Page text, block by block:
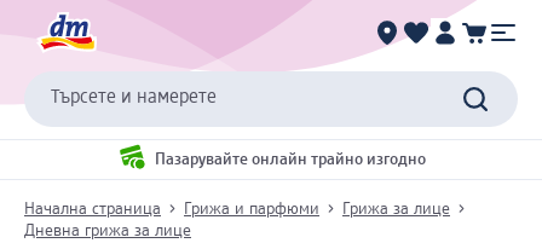
Търсете и намерете
Пазарувайте онлайн трайно изгодно
Начална страница Грижа и парфюми
Грижа за лице
Дневна грижа за лице